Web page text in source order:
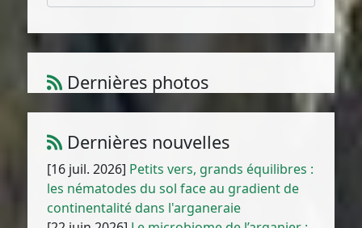
Dernières photos
Echium plantagineum L.
Dernières nouvelles
[16 juil. 2026] Petits vers, grands équilibres :
les nématodes du sol face au gradient de
continentalité dans l'arganeraie